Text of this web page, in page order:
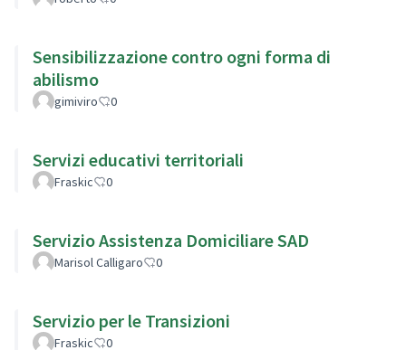
Sensibilizzazione contro ogni forma di
abilismo
gimiviro 0
Servizi educativi territoriali
Fraskic 0
Servizio Assistenza Domiciliare SAD
Marisol Calligaro 0
Servizio per le Transizioni
Fraskic 0